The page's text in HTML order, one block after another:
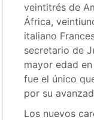
veintitrés de
África,
italiano
secretario de
mayor edad
fue el único
por su
Los nuevos